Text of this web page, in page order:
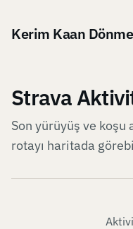
Kerim Kaan
Strava
Son yürüyüş ve
rotayı haritada